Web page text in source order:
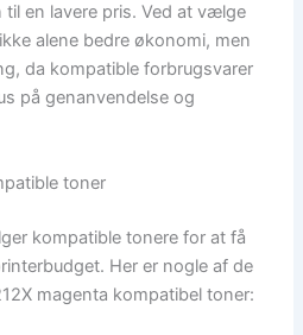
til en lavere pris. Ved at vælge
alene bedre økonomi, men
da kompatible forbrugsvarer
på genanvendelse og
toner
kompatible tonere for at få
Her er nogle af de
magenta kompatibel toner: